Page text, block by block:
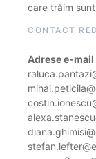
care trăim
CONTACT
Adrese e-mail